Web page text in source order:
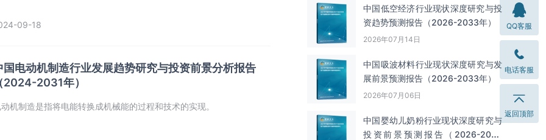
09-18
国电动机制造行业发展趋势研究与投资前景分析报告
2024-2031年）
机制造‌是指将电能转换成机械能的过程和技术的实现。
中国低空经济行业现状深度研究与投
资趋势预测报告（2026-2033年）
2026年07月14日
中国吸波材料‌‌‌行业现状深度研究与发
展前景预测报告（2026-2033年）
2026年07月06日
中国婴幼儿奶粉行业现状深度研究与
投资前景预测报告（2026-2033
QQ客服
电话客服
返回顶部